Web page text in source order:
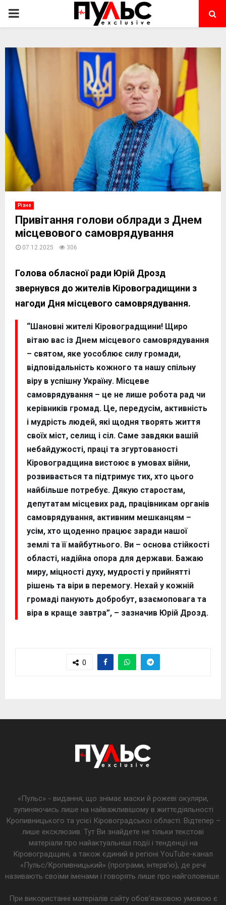
PRIMARY
Різне
Привітання голови облради з Днем
місцевового самоврядування
07.12.2025 306
Голова обласної ради Юрій Дрозд
звернувся до жителів Кіровоградищини з
нагоди Дня місцевого самоврядування.
“Шановні жителі Кіровоградщини! Щиро
вітаю вас із Днем місцевого самоврядування
– святом, яке уособлює силу громади,
відповідальність кожного та нашу спільну
віру в успішну Україну. Місцеве
самоврядування – це не лише робота рад чи
керівників громад. Це, передусім, активність
і мудрість людей, які щодня творять життя
своїх міст, селищ і сіл. Саме завдяки вашій
небайдужості, праці та згуртованості
Кіровоградщина вистоює в умовах війни,
розвивається та підтримує тих, хто цього
найбільше потребує. Дякую старостам,
депутатам місцевих рад, працівникам органів
самоврядування, активним мешканцям –
усім, хто щоденно працює заради нашої
землі та її майбутнього. Ви – основа стійкості
області, надійна опора для держави. Бажаю
миру, міцності духу, мудрості у прийнятті
рішень та віри в перемогу. Нехай у кожній
громаді панують добробут, взаємоповага та
віра в краще завтра”, – зазначив Юрій Дрозд.
0
«Пульс» - видання, що знімає маски й рожеві окуляри,
зупиняючись лише на найважливішому в життєдіяльності
Кропивницького та усієї Кіровоградської області. Відтепер –
лише ексклюзив. Тут Ви знайдете не тільки текстові
матеріали про найактуальніші події і тенденції на
Кіровоградщині, а також єдиний в регіоні YouTube-канал
«Пульс/Кропивницький» (програми, інтерв’ю), де речі
називають своїми іменами і говорять лише про найголовніше.
При використанні матеріалів сайту обов'язковою умовою є